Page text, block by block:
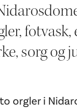
fotvask,
sorg og
orgler i